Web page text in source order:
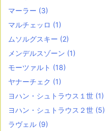
マーラー (3)
マルチェッロ (1)
ムソルグスキー (2)
メンデルスゾーン (1)
モーツァルト (18)
ヤナーチェク (1)
ヨハン・シュトラウス１世 (1)
ヨハン・シュトラウス２世 (5)
ラヴェル (9)